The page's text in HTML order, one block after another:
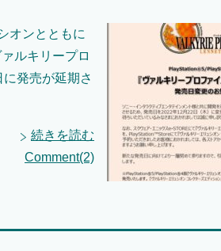
オンとともに
ルキリープロ
発売が延期さ
続きを読む
Comment(2)